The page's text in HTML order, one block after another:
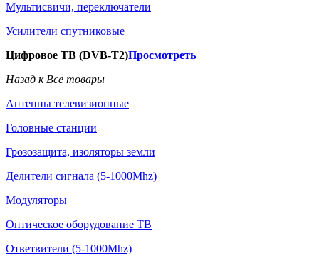
Мультисвичи, переключатели
Усилители спутниковые
Цифровое ТВ (DVB-T2)Просмотреть
Назад к Все товары
Антенны телевизионные
Головные станции
Грозозащита, изоляторы земли
Делители сигнала (5-1000Mhz)
Модуляторы
Оптическое оборудование ТВ
Ответвители (5-1000Mhz)